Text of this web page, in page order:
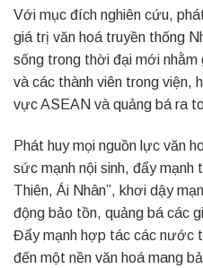
Với mục đích nghiên cứu,
giá trị văn hoá truyền thống
sống trong thời đại mới
và các thành viên trong viện,
vực ASEAN và quảng bá ra
Phát huy mọi nguồn lực văn
sức mạnh nội sinh, đẩy mạnh
Thiên, Ái Nhân”, khơi dậy
động bảo tồn, quảng bá các
Đẩy mạnh hợp tác các nước
đến một nền văn hoá mang